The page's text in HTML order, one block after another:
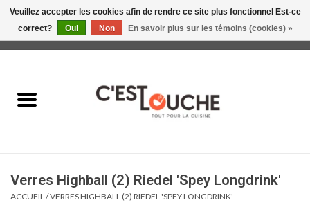
Table & Présentation
Boire
Verres Highball (2) Riedel 'Spey Longdrink'
ACCUEIL /VERRES HIGHBALL (2) RIEDEL 'SPEY LONGDRINK'
Veuillez accepter les cookies afin de rendre ce site plus fonctionnel Est-ce
correct?
Oui Non En savoir plus sur les témoins (cookies) »